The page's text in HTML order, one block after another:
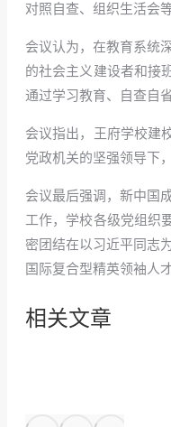
对照自查、组织生活会
会议认为 ，在教育系统
的社会主义建设者和接
通过学习教育、自查自
会议指出 ，王府学校建
党政机关的坚强领导下
会议最后强调 ，新中国
工作，学校各级党组织
密团结在以习近平同志
国际复合型精英领袖人
相关文章